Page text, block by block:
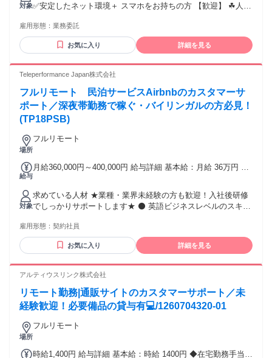
リティ確保のため、業務中に不定期でデスク周りの環境確認
対象✅安定したネット環境＋ スマホをお持ちの方 【歓迎】 ☘人と
る方 ☘Wワーク・副業を探している方 ☘「新しいことに挑戦
したい！」という方 ☘ファンと交流するのが好きな方 ✨あな
たの「好き」を武器に、 新しい世界へ踏み出してみません
経験者歓迎 ⏩学歴不問 ⏩学生歓迎 ⏩フリーター歓迎 ⏩ブラ
⏩20代・30代活躍中 ――― ⋆⋅☆⋅⋆ ―――― ⋆⋅☆⋅⋆ ――― ＜
活かせる経験・スキルなど＞ 配信者、Vtuber、ライバー
YouTuber、ストリーマー、声優活動 ナレーション、司会、舞
台・演劇経験 アイドル活動、アーティスト活動 カスタマー対
応、コールセンター業務 接客・販売スタッフ、イベント司会
雇用形態： 業務委託
お気に入り 詳細を見る
Teleperformance Japan株式会社
フルリモート 民泊サービスAirbnbのカスタマーサ
ポート／深夜帯勤務で稼ぐ・バイリンガルの方必見！
(TP18PSB)
場所
フルリモート
給与
月給360,000円～400,000円 給与詳細 基本給：月給 36万円 〜
れる通勤・皆勤・家族手当金額：あり 全員に一律で支払われ
るその他手当金額：なし ▼給与 ＜オペレーター＞ 月給
360,000円 ※深夜帯勤務の為、深夜割増を含めると月給は
400,000円ほどになります。 （※想定年収 4,800,000円～） ※
額支給) ■22:00以降深夜帯勤務分は法定通り時給の25%割増に
て給与計算 【お給与に関して】 ■当月末締めの、翌月末払い
となります。 ■入社日が月途中の場合は、初月は入社日～月
末までの日割り計算されたお給料でのお支払いとなります
対象
求めている人材 ★業種・業界未経験の方も歓迎！入社後研修
でしっかりサポートします★ ⚫ 英語ビジネスレベルのスキル
Workspaceの基本操作ができる方 ⚫ 顧客の気持ちやニーズを
理解し、共感を持った対応ができる方 ⚫ コンシェルジュスタ
イルの高品質なカスタマーサポートスキルがある方 ⚫ 状況に
ーズを先回りして把握・行動できる方 ⚫ 状況に応じた洗練さ
にふさわしいビジネスマナーがある方 ⚫ 深夜帯勤務が問題な
い方 ＜歓迎経験＞ ★3年以上のコールセンター経験がある方
方 ★ホテル、航空業界での業務経験がある方 ★プラチナカー
象とした接客経験がある方 【在宅環境について】 ■光または
雇用形態： 契約社員
お気に入り 詳細を見る
アルティウスリンク株式会社
リモート勤務|通販サイトのカスタマーサポート／未
経験歓迎！必要備品の貸与有💻/1260704320-01
場所
フルリモート
時給1,400円 給与詳細 基本給：時給 1400円 ◆在宅勤務手当